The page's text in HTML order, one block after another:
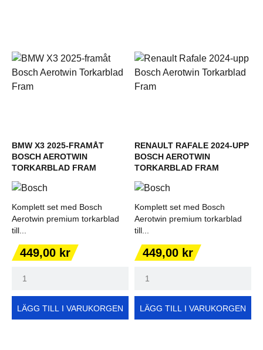
BMW X3 2025-FRAMÅT
BOSCH AEROTWIN
TORKARBLAD FRAM
Komplett set med Bosch
Aerotwin premium torkarblad
till...
Pris
449,00 kr
LÄGG TILL I VARUKORGEN
RENAULT RAFALE 2024-UPP
BOSCH AEROTWIN
TORKARBLAD FRAM
Komplett set med Bosch
Aerotwin premium torkarblad
till...
Pris
449,00 kr
LÄGG TILL I VARUKORGEN